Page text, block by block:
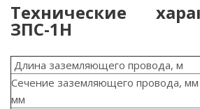
Технические
ЗПС-1Н
Длина заземляющего провода, м
Сечение заземляющего провода,
мм